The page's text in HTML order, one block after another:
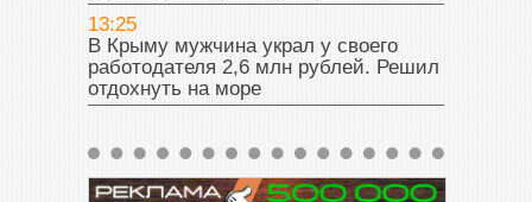
13:25
В Крыму мужчина украл у своего
работодателя 2,6 млн рублей. Решил
отдохнуть на море